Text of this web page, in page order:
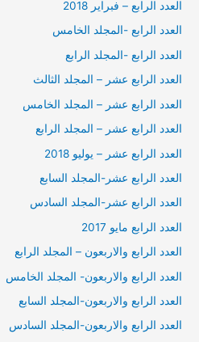
العدد الرابع – فبراير 2018
العدد الرابع -المجلد الخامس
العدد الرابع -المجلد الرابع
العدد الرابع عشر – المجلد الثالث
العدد الرابع عشر – المجلد الخامس
العدد الرابع عشر – المجلد الرابع
العدد الرابع عشر – يوليو 2018
العدد الرابع عشر-المجلد السابع
العدد الرابع عشر-المجلد السادس
العدد الرابع مايو 2017
العدد الرابع والاربعون – المجلد الرابع
العدد الرابع والاربعون- المجلد الخامس
العدد الرابع والاربعون-المجلد السابع
العدد الرابع والاربعون-المجلد السادس